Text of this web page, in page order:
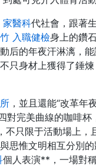
家醫科代社會，跟著
入職健檢身上的鑽
后的年夜汗淋漓，
只身材上獲得了錘
，並且還能“改革年
對完美曲線的咖啡
，不只限于活動場上，
思惟文明相互分別
個人表演**，一場對